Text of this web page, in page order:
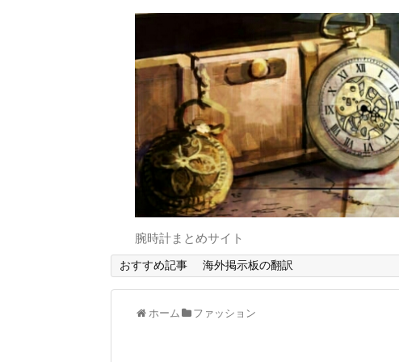
腕時計まとめサイト
おすすめ記事 海外掲示板の翻訳
ホーム ファッション